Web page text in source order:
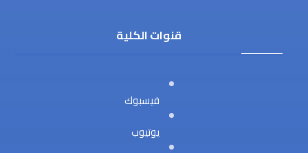
قنوات الكلية
فيسبوك
يوتيوب